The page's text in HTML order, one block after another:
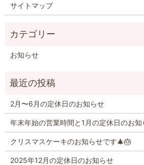
サイトマップ
お知らせ
2月〜6月の定休日のお知らせ
年末年始の営業時間と1月の定休日のお知
クリスマスケーキのお知らせです🎄🎂
2025年12月の定休日のお知らせ